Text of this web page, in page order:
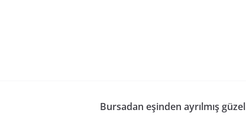
Bursadan eşinden ayrılmış güzel